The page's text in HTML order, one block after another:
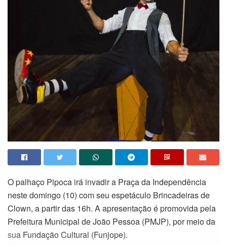
O palhaço Pipoca irá invadir a Praça da Independência
neste domingo (10) com seu espetáculo Brincadeiras de
Clown, a partir das 16h. A apresentação é promovida pela
Prefeitura Municipal de João Pessoa (PMJP), por meio da
sua Fundação Cultural (Funjope).